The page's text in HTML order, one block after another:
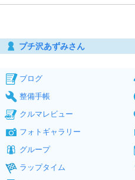
プチ沢あずみさん
ブログ
整備手帳
クルマレビュー
フォトギャラリー
グループ
ラップタイム